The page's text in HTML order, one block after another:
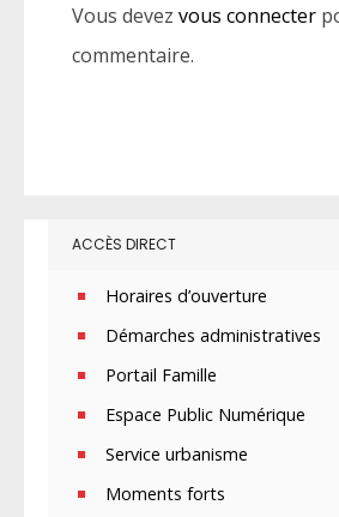
Vous devez vous connecter
commentaire.
ACCÈS DIRECT
Horaires d’ouverture
Démarches administratives
Portail Famille
Espace Public Numérique
Service urbanisme
Moments forts